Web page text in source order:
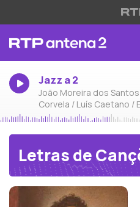
Jazz a 2
João Moreira dos
Corvela / Luís Caetano /
Carmo
Letras de